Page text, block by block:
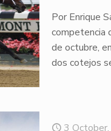
Por Enrique
competencia
de octubre,
dos cotejos
3